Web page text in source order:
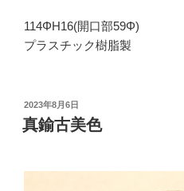
114ΦH16(開口部59Φ)
プラスチック樹脂製
投
稿
日:
2023年8月6日
真鍮古美色